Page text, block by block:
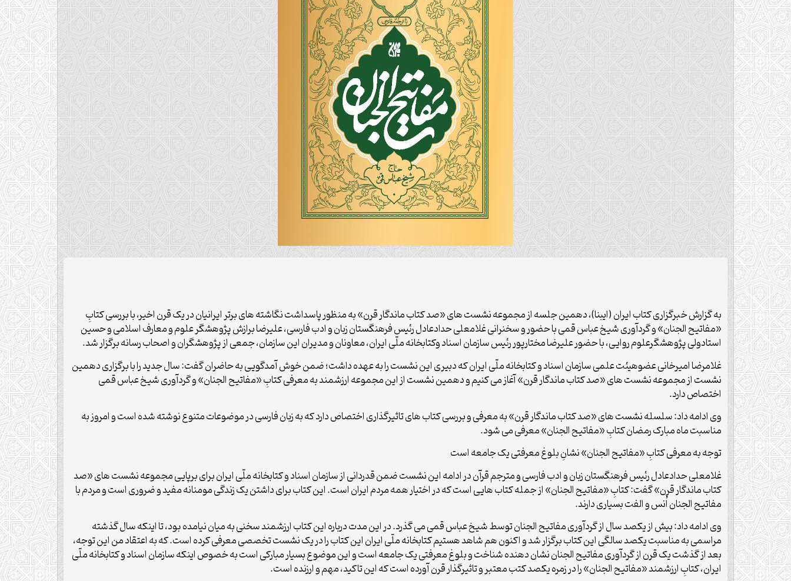
به گزارش خبرگزاری کتاب ایران (ایبنا)، دهمین جلسه از مجموعه نشست های «صد کتاب ماندگار قرن» به منظور پاسداشت نگاشته های برتر ایرانیان در یک قرن اخیر، با بررسی کتابِ
«مفاتیح الجنان» و گردآوری شیخ عباس قمی با حضور و سخنرانی غلامعلی حدادعادل رئیس فرهنگستان زبان و ادب فارسی، علیرضا برازش پژوهشگر علوم و معارف اسلامی و حسین
استادولی پژوهشگرعلوم روایی، با حضور علیرضا مختارپور رئیس سازمان اسناد وکتابخانه ملّی ایران، معاونان و مدیران این سازمان، جمعی از پژوهشگران و اصحاب رسانه برگزار شد.
غلامرضا امیرخانی عضوهیئت علمی سازمان اسناد و کتابخانه ملّی ایران که دبیری این نشست را به عهده داشت؛ ضمن خوش آمدگویی به حاضران گفت: سال جدید را با برگزاری دهمین
نشست از مجموعه نشست های «صد کتاب ماندگار قرن» آغاز می کنیم و دهمین نشست از این مجموعه ارزشمند به معرفی کتابِ «مفاتیح الجنان» و گردآوری شیخ عباس قمی
اختصاص دارد.
وی ادامه داد: سلسله نشست های «صد کتاب ماندگار قرن» به معرفی و بررسی کتاب های تاثیرگذاری اختصاص دارد که به زبان فارسی در موضوعات متنوع نوشته شده است و امروز به
مناسبت ماه مبارک رمضان کتابِ «مفاتیح الجنان» معرفی می شود.
توجه به معرفی کتابِ «مفاتیح الجنان» نشانِ بلوغ معرفتی یک جامعه است
غلامعلی حدادعادل رئیس فرهنگستان زبان و ادب فارسی و مترجم قرآن در ادامه این نشست ضمن قدردانی از سازمان اسناد و کتابخانه ملّی ایران برای برپایی مجموعه نشست های «صد
کتاب ماندگار قرن» گفت: کتابِ «مفاتیح الجنان» از جمله کتاب هایی است که در اختیار همه مردم ایران است. این کتاب برای داشتن یک زندگی مومنانه مفید و ضروری است و مردم با
مفاتیح الجنان اُنس و الفت بسیاری دارند.
وی ادامه داد: بیش از یکصد سال از گردآوری مفاتیح الجنان توسط شیخ عباس قمی می گذرد. در این مدت درباره این کتاب ارزشمند سخنی به میان نیامده بود، تا اینکه سال گذشته
مراسمی به مناسبت یکصد سالگی این کتاب برگزار شد و اکنون هم شاهد هستیم کتابخانه ملّی ایران این کتاب را در یک نشست تخصصی معرفی کرده است. که به اعتقاد من این توجه،
بعد از گذشت یک قرن از گردآوری مفاتیح الجنان نشان دهنده شناخت و بلوغ معرفتی یک جامعه است و این موضوع بسیار مبارکی است به خصوص اینکه سازمان اسناد و کتابخانه ملّی
ایران، کتابِ ارزشمند «مفاتیح الجنان» را در زمره یکصد کتب معتبر و تاثیرگذار قرن آورده است که این تاکید، مهم و ارزنده است.